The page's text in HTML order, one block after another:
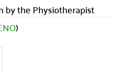
by the Physiotherapist
)